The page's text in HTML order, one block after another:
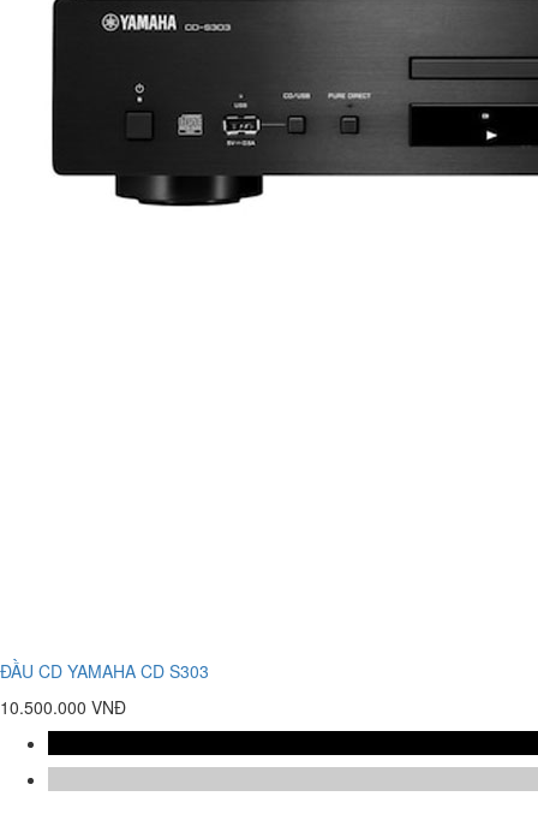
ĐẦU CD YAMAHA CD S303
10.500.000 VNĐ